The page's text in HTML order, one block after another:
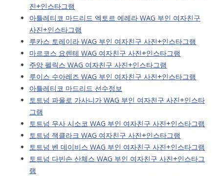
진+인스타그램
아틀레티코 마드리드 엑토르 에레라 WAG 부인 여자친구
사진+인스타그램
루카스 토레이라 WAG 부인 여자친구 사진+인스타그램
마르코스 요렌테 WAG 여자친구 사진+인스타그램
주앙 펠릭스 WAG 여자친구 사진+인스타그램
루이스 수아레즈 WAG 부인 여자친구 사진+인스타그램
아틀레티코 마드리드 선수정보
토트넘 파울로 가사니가 WAG 부인 여자친구 사진+인스타
그램
토트넘 무사 시소코 WAG 부인 여자친구 사진+인스타그램
토트넘 잭클라크 WAG 여자친구 사진+인스타그램
토트넘 벤 데이비스 WAG 부인 여자친구 사진+인스타그램
토트넘 다빈손 산체스 WAG 부인 여자친구 사진+인스타그
램